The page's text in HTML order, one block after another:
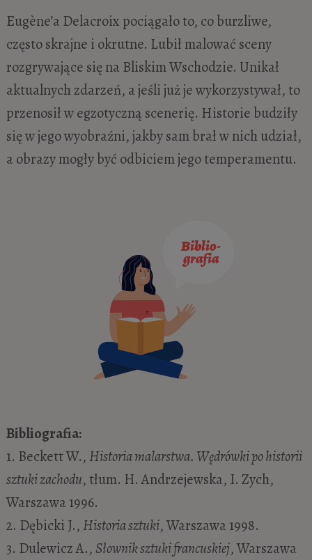
Eugène’a Delacroix pociągało to, co burzliwe,
często skrajne i okrutne. Lubił malować sceny
rozgrywające się na Bliskim Wschodzie. Unikał
aktualnych zdarzeń, a jeśli już je wykorzystywał, to
przenosił w egzotyczną scenerię. Historie budziły
się w jego wyobraźni, jakby sam brał w nich udział,
a obrazy mogły być odbiciem jego temperamentu.
Bibliografia:
1. Beckett W., Historia malarstwa. Wędrówki po historii
sztuki zachodu, tłum. H. Andrzejewska, I. Zych,
Warszawa 1996.
2. Dębicki J., Historia sztuki, Warszawa 1998.
3. Dulewicz A., Słownik sztuki francuskiej, Warszawa